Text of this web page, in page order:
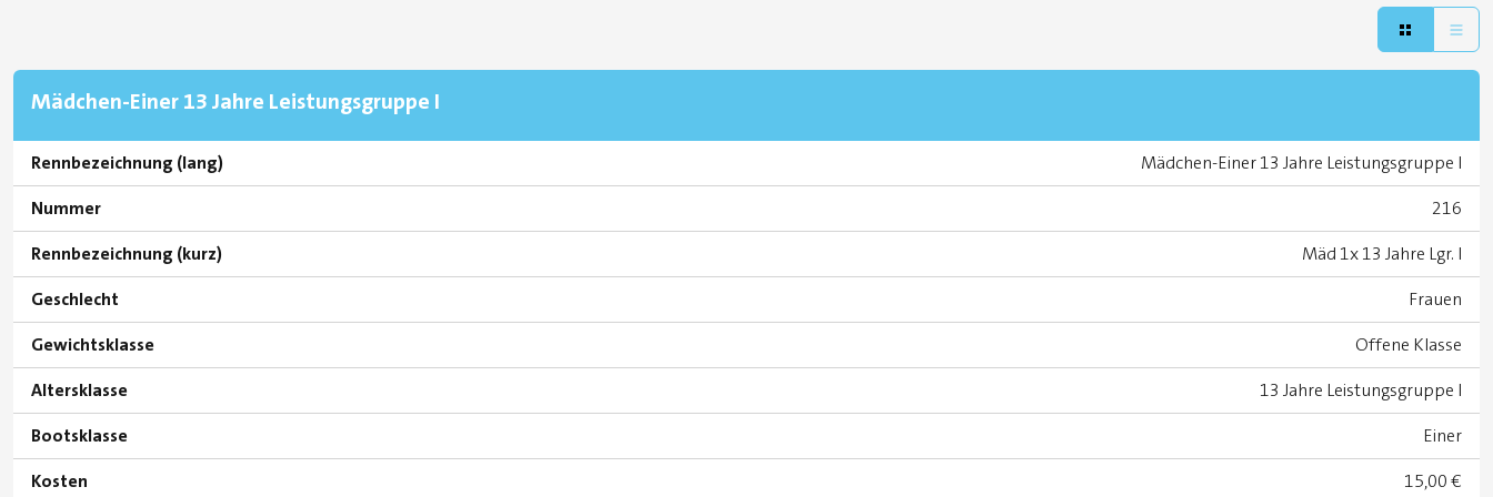
Mädchen-Einer 13 Jahre Leistungsgruppe I
Rennbezeichnung (lang)
Mädchen-Einer 13 Jahre Leistungsgruppe I
Nummer
216
Rennbezeichnung (kurz)
Mäd 1x 13 Jahre Lgr. I
Geschlecht
Frauen
Gewichtsklasse
Offene Klasse
Altersklasse
13 Jahre Leistungsgruppe I
Bootsklasse
Einer
Kosten
15,00 €